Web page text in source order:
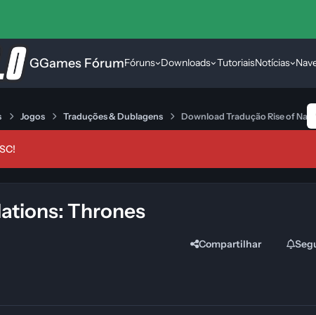
GGames FórumFóruns Downloads TutoriaisNotícias
Jogos Traduções & Dublagens Download Tradução Rise of
Thrones
Compartilhar